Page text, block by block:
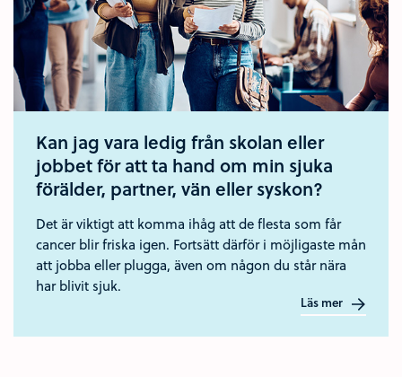
Kan jag vara ledig från skolan eller
jobbet för att ta hand om min sjuka
förälder, partner, vän eller syskon?
Det är viktigt att komma ihåg att de flesta som får
cancer blir friska igen. Fortsätt därför i möjligaste mån
att jobba eller plugga, även om någon du står nära
har blivit sjuk.
Läs mer